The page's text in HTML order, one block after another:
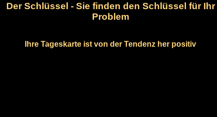
Der Schlüssel - Sie finden den Schlüssel für Ihr
Problem
Ihre Tageskarte ist von der Tendenz her positiv